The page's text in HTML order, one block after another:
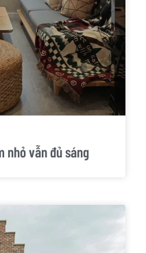
nhỏ vẫn đủ sáng